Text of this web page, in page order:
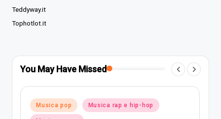
Teddyway.it
Tophotlot.it
You May Have Missed
rap e hip-hop
PostedMusica pop